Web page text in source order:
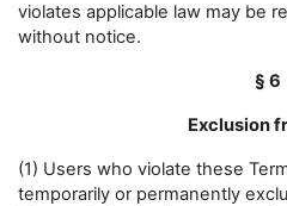
violates applicable law may be
without notice.
§ 6
Exclusion
(1) Users who violate these
temporarily or permanently